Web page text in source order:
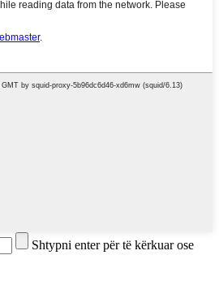
Shtypni enter për të kërkuar ose